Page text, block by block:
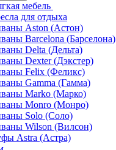
мебель
для отдыха
Aston (Астон)
Barcelona (Барселона)
Delta (Дельта)
Dexter (Дэкстер)
Felix (Феликс)
Gamma (Гамма)
Marko (Марко)
Monro (Монро)
Solo (Соло)
Wilson (Вилсон)
Astra (Астра)